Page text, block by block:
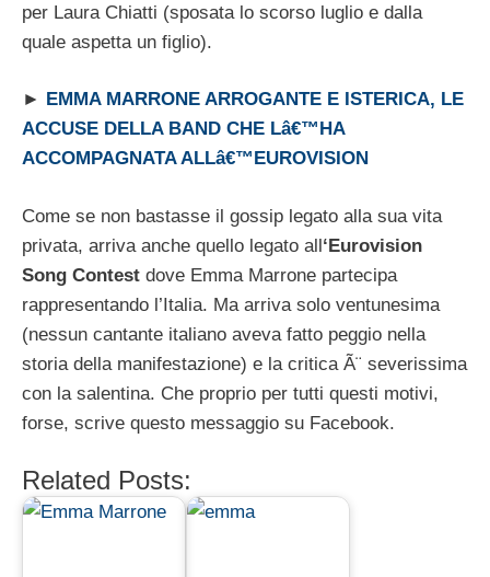
per Laura Chiatti (sposata lo scorso luglio e dalla
quale aspetta un figlio).
► EMMA MARRONE ARROGANTE E ISTERICA, LE
ACCUSE DELLA BAND CHE Lâ€™HA
ACCOMPAGNATA ALLâ€™EUROVISION
Come se non bastasse il gossip legato alla sua vita
privata, arriva anche quello legato all‘Eurovision
Song Contest dove Emma Marrone partecipa
rappresentando l’Italia. Ma arriva solo ventunesima
(nessun cantante italiano aveva fatto peggio nella
storia della manifestazione) e la critica Ã¨ severissima
con la salentina. Che proprio per tutti questi motivi,
forse, scrive questo messaggio su Facebook.
Related Posts: